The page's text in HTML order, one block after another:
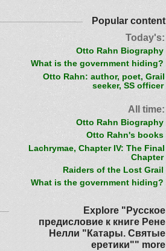
Popular content
Today's:
Otto Rahn Biography
What is the government hiding?
Otto Rahn: author, poet, Grail
seeker, SS officer
All time:
Otto Rahn Biography
Otto Rahn's books
Lachrymae, Chapter IV: The Final
Chapter
Raiders of the Lost Grail
What is the government hiding?
Explore "Русское
предисловие к книге Рене
Нелли "Катары. Святые
еретики"" more